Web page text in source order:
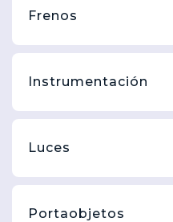
Frenos
Instrumentación
Luces
Portaobjetos